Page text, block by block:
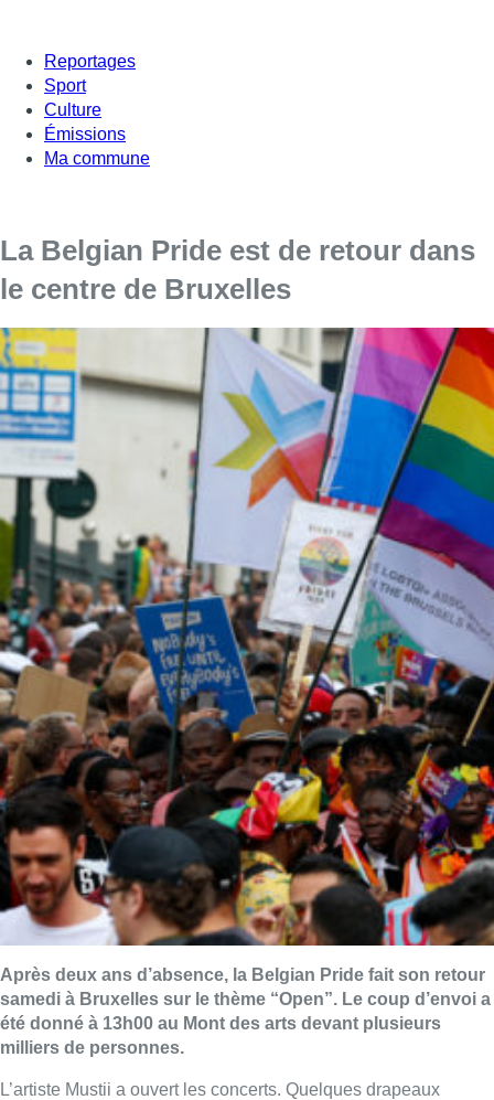
Reportages
Sport
Culture
Émissions
Ma commune
La Belgian Pride est de retour dans
le centre de Bruxelles
Après deux ans d’absence, la Belgian Pride fait son retour
samedi à Bruxelles sur le thème “Open”. Le coup d’envoi a
été donné à 13h00 au Mont des arts devant plusieurs
milliers de personnes.
L’artiste Mustii a ouvert les concerts. Quelques drapeaux